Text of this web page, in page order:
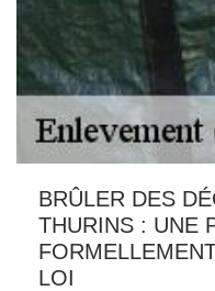
BRÛLER DES
THURINS : UNE
LOI